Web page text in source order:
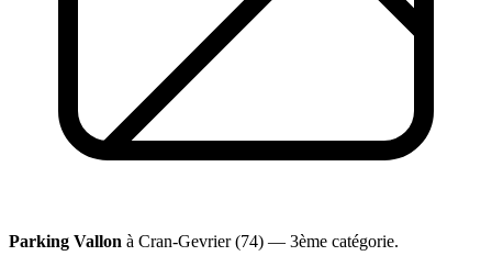
Parking Vallon à Cran-Gevrier (74) — 3ème catégorie.